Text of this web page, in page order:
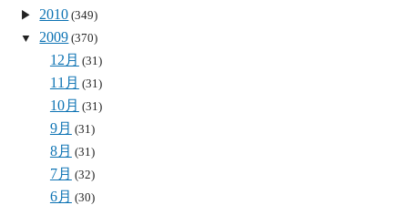
2010 (349)
2009 (370)
12月 (31)
11月 (31)
10月 (31)
9月 (31)
8月 (31)
7月 (32)
6月 (30)